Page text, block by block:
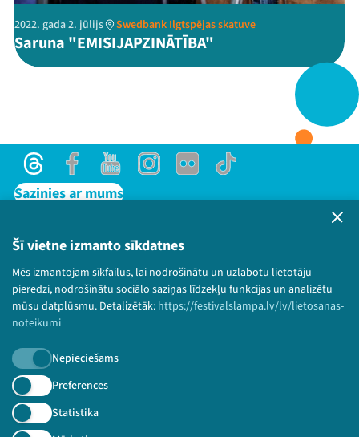
Šī vietne izmanto sīkdatnes
Mēs izmantojam sīkfailus, lai nodrošinātu un uzlabotu lietotāju
pieredzi, nodrošinātu sociālo saziņas līdzekļu funkcijas un analizētu
mūsu datplūsmu. Detalizētāk: https://festivalslampa.lv/lv/lietosanas-
noteikumi
Nepieciešams
Preferences
Statistika
TikTok
2022. gada 2. jūlijs Swedbank Ilgtspējas skatuve
Saruna "EMISIJAPZINĀTĪBA"
ThreadsFacebookYoutubeInstagram
Flick TikTok
Sazinies ar mums
Lietošanas noteikumi un sīkdatņu politika
Bērnu aizsardzības politika
© 2026 Sarunu festivāls LAMPA Visas tiesības
paturētas.
Piesakies jaunumiem!
Nepalaid garām aktuālāko informāciju!